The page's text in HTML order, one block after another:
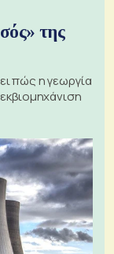
της
πώς η γεωργία